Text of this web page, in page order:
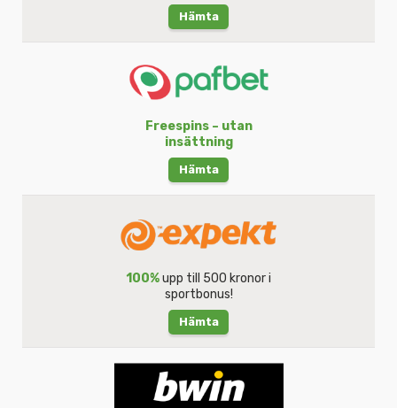
Hämta
Freespins – utan
insättning
Hämta
100%upp till 500 kronor i
sportbonus!
Hämta